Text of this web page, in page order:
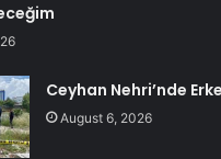
Ceyhan Nehri’nde
August 6, 2026